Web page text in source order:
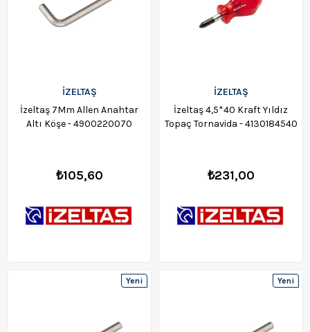
İZELTAŞ
İzeltaş 7Mm Allen Anahtar
Altı Köşe - 4900220070
₺105,60
İZELTAŞ
İzeltaş 4,5*40 Kraft Yıldız
Topaç Tornavida - 4130184540
₺231,00
Yeni
Yeni